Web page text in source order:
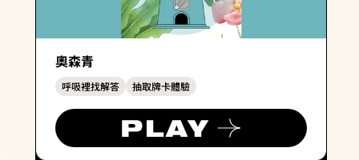
奧森青
呼吸裡找解答 抽取牌卡體驗